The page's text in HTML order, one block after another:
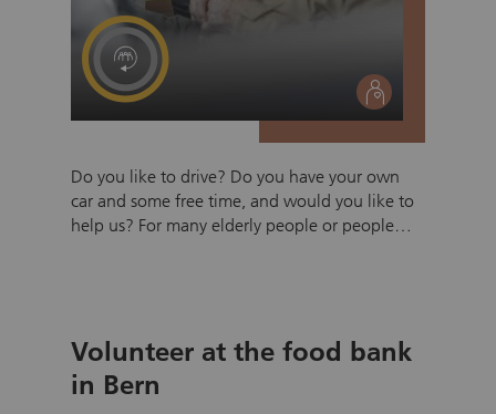
social
Do you like to drive? Do you have your own
car and some free time, and would you like to
help us? For many elderly people or people
own car to take passengers from their home to
a doctor's, hospital or therapy appointment
and back home again.
Volunteer at the food bank
in Bern